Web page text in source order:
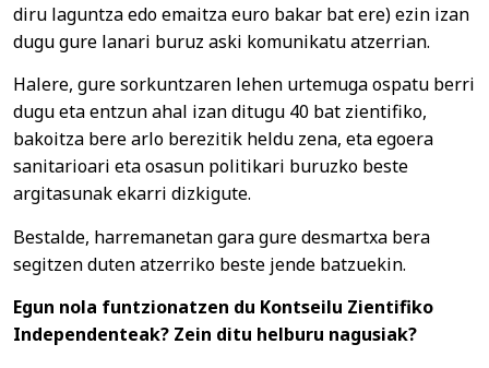
diru laguntza edo emaitza euro bakar bat ere) ezin izan
dugu gure lanari buruz aski komunikatu atzerrian.
Halere, gure sorkuntzaren lehen urtemuga ospatu berri
dugu eta entzun ahal izan ditugu 40 bat zientifiko,
bakoitza bere arlo berezitik heldu zena, eta egoera
sanitarioari eta osasun politikari buruzko beste
argitasunak ekarri dizkigute.
Bestalde, harremanetan gara gure desmartxa bera
segitzen duten atzerriko beste jende batzuekin.
Egun nola funtzionatzen du Kontseilu Zientifiko
Independenteak? Zein ditu helburu nagusiak?